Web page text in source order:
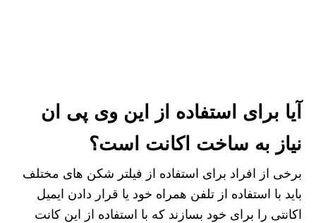
آیا برای استفاده از این وی پی ان
نیاز به ساخت اکانت است؟
برخی از افراد برای استفاده از فیلتر شکن های مختلف
باید با استفاده از تلفن همراه خود یا قرار دادن ایمیل
اکانتی را برای خود بسازند که با استفاده از این کانت